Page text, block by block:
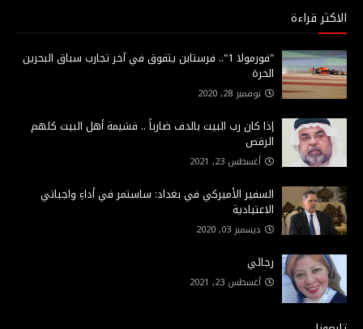
الاكثر قراءة
"فورمولا 1".. فرستابن يتفوق في آخر تجارب سباق البحرين
الحرة
نوفمبر 28, 2020
إذا كان رب البيت بالدف ضارباً .. فشيمة أهل البيت كلهم
الرقص
أغسطس 23, 2021
السفير الأميركي في بغداد: ساستمر في أداءِ واجباتي
الاعتيادية
ديسمبر 03, 2020
رجائي
أغسطس 23, 2021